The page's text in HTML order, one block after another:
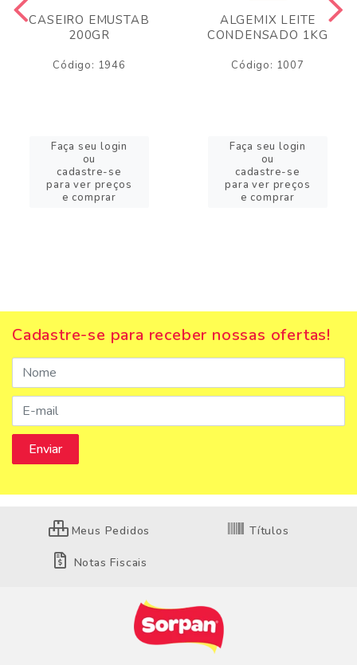
CASEIRO EMUSTAB
200GR
Código: 1946
Faça seu login
ou
cadastre-se
para ver preços
e comprar
ALGEMIX LEITE
CONDENSADO 1KG
Código: 1007
Faça seu login
ou
cadastre-se
para ver preços
e comprar
Cadastre-se para receber nossas ofertas!
Meus Pedidos Títulos
Notas Fiscais